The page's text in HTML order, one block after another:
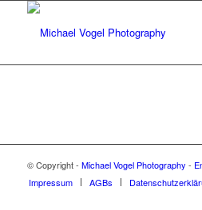
© Copyright - Michael Vogel Photography -
Impressum
AGBs